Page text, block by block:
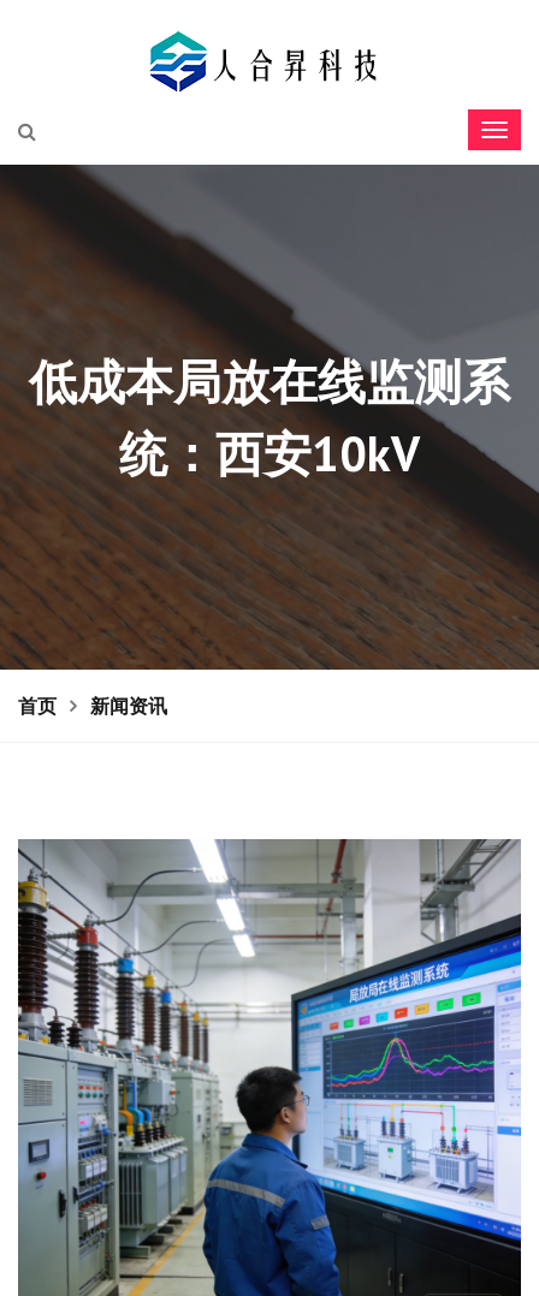
低成本局放在线监测系
统：西安10kV
首页 新闻资讯